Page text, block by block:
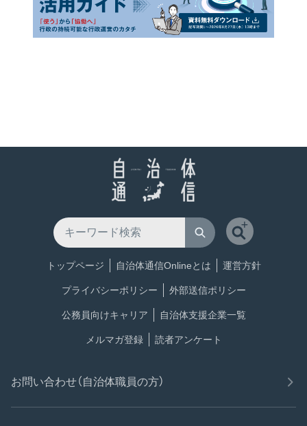
トップページ 自治体通信Onlineとは 運営方針
プライバシーポリシー 外部送信ポリシー
公務員向けキャリア 自治体支援企業一覧
メルマガ登録 読者アンケート
お問い合わせ（自治体職員の方）